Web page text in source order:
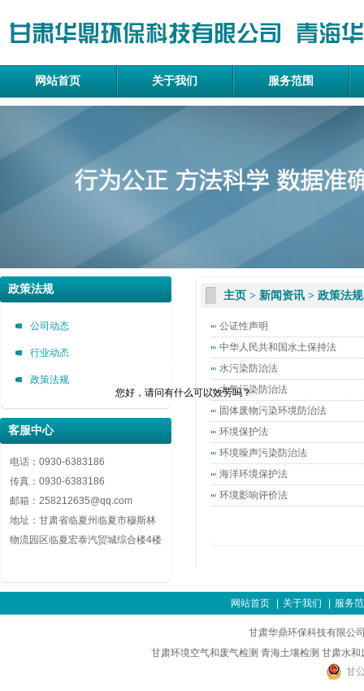
网站首页 关于我们 服务范围
政策法规
公司动态
行业动态
政策法规
客服中心
电话：0930-6383186
传真：0930-6383186
邮箱：258212635@qq.com
地址：甘肃省临夏州临夏市穆斯林
物流园区临夏宏泰汽贸城综合楼4楼
主页 > 新闻资讯 > 政策法规
公证性声明
中华人民共和国水土保持法
水污染防治法
大气污染防治法
固体废物污染环境防治法
环境保护法
环境噪声污染防治法
海洋环境保护法
环境影响评价法
网站首页 关于我们 服务
甘肃华鼎环保科技有限
甘肃环境空气和废气检测 青海土壤检测 甘肃水和
甘
您好，请问有什么可以效劳吗？